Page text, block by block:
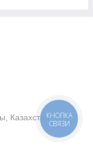
КазахстанКНОПКА
СВЯЗИ